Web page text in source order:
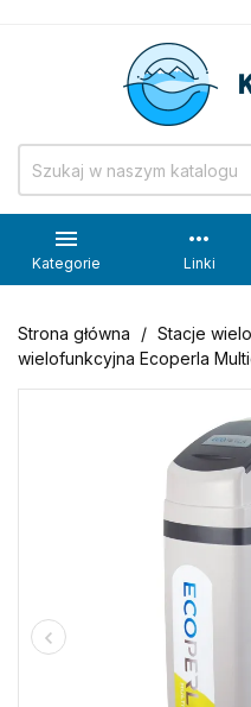

Kategorie
more_horiz
Linki
Strona główna Stacje
wielofunkcyjna Ecoperla